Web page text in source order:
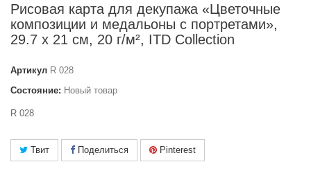
Рисовая карта для декупажа «Цветочные
композиции и медальоны с портретами»,
29.7 x 21 см, 20 г/м², ITD Collection
Артикул R 028
Состояние: Новый товар
R 028
Твит Поделиться Pinterest